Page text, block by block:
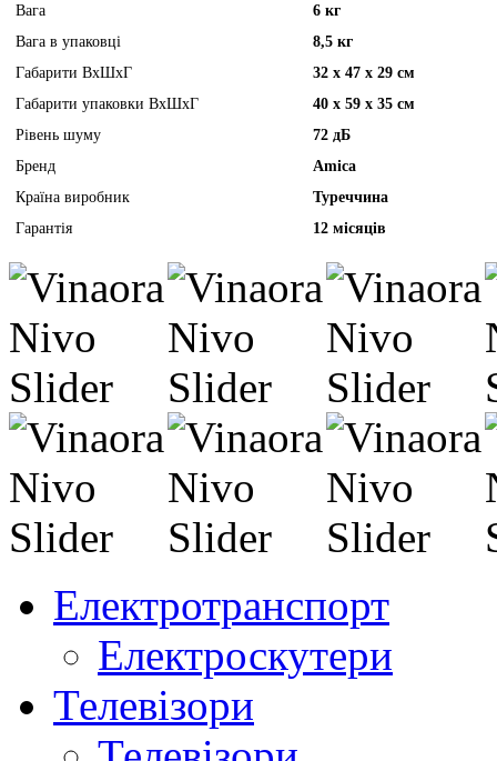
Вага
6 кг
Вага в упаковці
8,5 кг
Габарити ВхШхГ
32 х 47 х 29 см
Габарити упаковки ВхШхГ
40 х 59 х 35 см
Рівень шуму
72 дБ
Бренд
Amica
Країна виробник
Туреччина
Гарантія
12 місяців
Електротранспорт
Електроскутери
Телевізори